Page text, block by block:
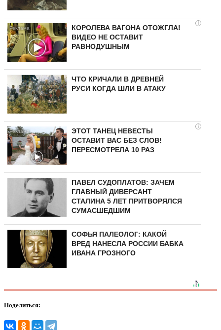
i
КОРОЛЕВА ВАГОНА ОТОЖГЛА!
ВИДЕО НЕ ОСТАВИТ
РАВНОДУШНЫМ
ЧТО КРИЧАЛИ В ДРЕВНЕЙ
РУСИ КОГДА ШЛИ В АТАКУ
i
ЭТОТ ТАНЕЦ НЕВЕСТЫ
ОСТАВИТ ВАС БЕЗ СЛОВ!
ПЕРЕСМОТРЕЛА 10 РАЗ
ПАВЕЛ СУДОПЛАТОВ: ЗАЧЕМ
ГЛАВНЫЙ ДИВЕРСАНТ
СТАЛИНА 5 ЛЕТ ПРИТВОРЯЛСЯ
СУМАСШЕДШИМ
СОФЬЯ ПАЛЕОЛОГ: КАКОЙ
ВРЕД НАНЕСЛА РОССИИ БАБКА
ИВАНА ГРОЗНОГО
Поделиться: